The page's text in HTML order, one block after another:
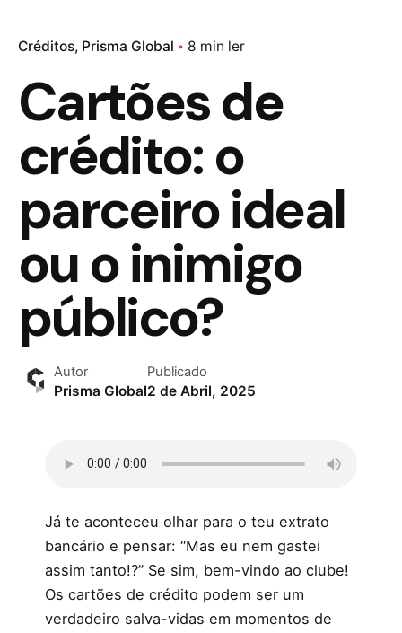
Créditos Prisma Global 8 min ler
Cartões de
crédito: o
parceiro ideal
ou o inimigo
público?
Autor
Prisma Global
Publicado
2 de Abril, 2025
Já te aconteceu olhar para o teu extrato
bancário e pensar: “Mas eu nem gastei
assim tanto!?” Se sim, bem-vindo ao clube!
Os cartões de crédito podem ser um
verdadeiro salva-vidas em momentos de